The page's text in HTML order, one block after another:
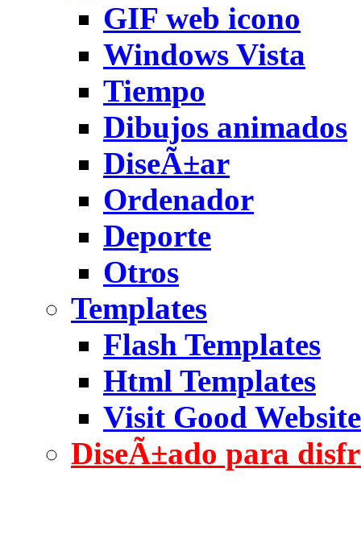
GIF web icono
Windows Vista
Tiempo
Dibujos animados
DiseÃ±ar
Ordenador
Deporte
Otros
Templates
Flash Templates
Html Templates
Visit Good Website
DiseÃ±ado para